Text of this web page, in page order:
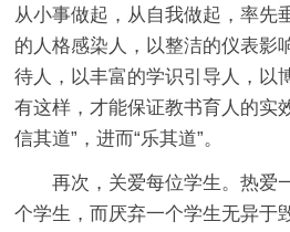
从小事做起，从自我做起，率先
的人格感染人，以整洁的仪表影
待人，以丰富的学识引导人，以
有这样，才能保证教书育人的实
信其道”，进而“乐其道”。
再次，关爱每位学生。热爱
个学生，而厌弃一个学生无异于